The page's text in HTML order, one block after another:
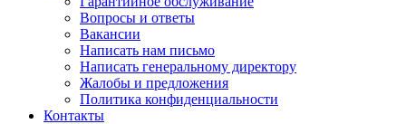
Вопросы и ответы
Вакансии
Написать нам письмо
Написать генеральному директору
Жалобы и предложения
Политика конфиденциальности
Контакты